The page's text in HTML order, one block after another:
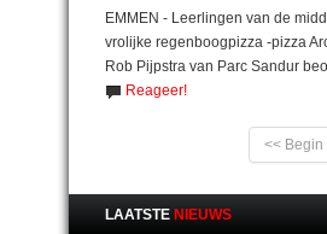
EMMEN - Leerlingen van de
vrolijke regenboogpizza -pizza
Rob Pijpstra van Parc Sandur
Reageer!
<< Begin
LAATSTE NIEUWS